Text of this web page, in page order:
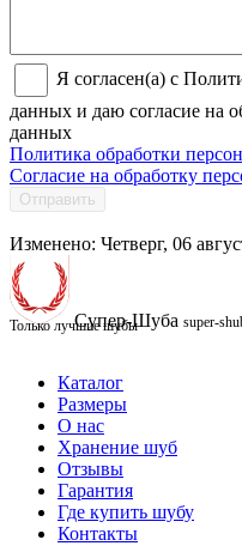
Я согласен(а) с
данных и даю согласие на
данных
Политика обработки
Согласие на обработку
Отправить
Изменено: Четверг, 06
Супер-Шуба super-
Только лучшие шубы
Каталог
Размеры
О нас
Хранение шуб
Отзывы
Гарантия
Где купить шубу
Контакты